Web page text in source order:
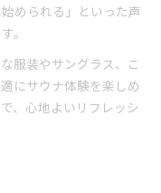
められる」といった声
。
服装やサングラス、こ
にサウナ体験を楽しめ
、心地よいリフレッシ